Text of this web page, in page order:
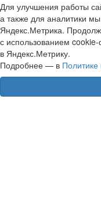
Для улучшения работы
а также для аналитики
Яндекс.Метрика.
с использованием
в Яндекс.Метрику.
Подробнее — в